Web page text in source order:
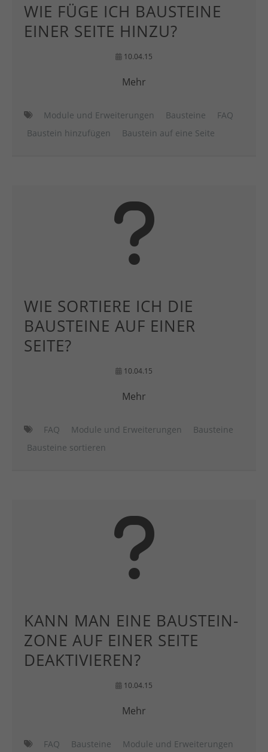
WIE FÜGE ICH BAUSTEINE
EINER SEITE HINZU?
10.04.15
Mehr
Module und Erweiterungen Bausteine
FAQ
Baustein hinzufügen
Baustein auf eine Seite
WIE SORTIERE ICH DIE
BAUSTEINE AUF EINER
SEITE?
10.04.15
Mehr
FAQ Module und Erweiterungen
Bausteine
Bausteine sortieren
KANN MAN EINE BAUSTEIN-
ZONE AUF EINER SEITE
DEAKTIVIEREN?
10.04.15
Mehr
FAQ Bausteine
Module und Erweiterungen